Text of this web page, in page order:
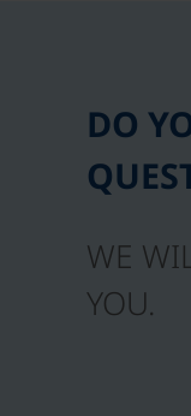
DO
WE
YOU.